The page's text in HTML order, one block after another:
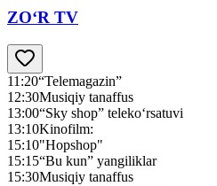
ZO‘R TV
11:20“Telemagazin”
12:30Musiqiy tanaffus
13:00“Sky shop” teleko‘rsatuvi
13:10Kinofilm:
15:10"Hopshop"
15:15“Bu kun” yangiliklar
15:30Musiqiy tanaffus